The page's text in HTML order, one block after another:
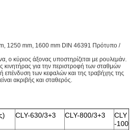
1250 mm, 1600 mm DIN 46391 Πρότυπο /
ο κύριος άξονας υποστηρίζεται με ρουλεμάν.
κινητήρας για την περιστροφή των σταθμών
επένδυση των κεφαλών και της τραβήχης της
ακριβής και σταθερός.
CLY-630/3+3 CLY-800/3+3
CLY
-